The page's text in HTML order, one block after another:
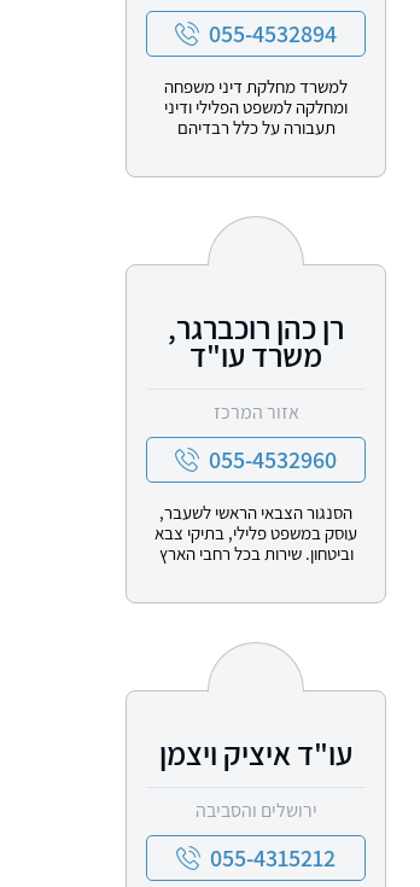
055-4532894
למשרד מחלקת דיני משפחה
ומחלקה למשפט הפלילי ודיני
תעבורה על כלל רבדיהם
רן כהן רוכברגר,
משרד עו"ד
אזור המרכז
055-4532960
הסנגור הצבאי הראשי לשעבר,
עוסק במשפט פלילי, בתיקי צבא
וביטחון. שירות בכל רחבי הארץ
עו"ד איציק ויצמן
ירושלים והסביבה
055-4315212